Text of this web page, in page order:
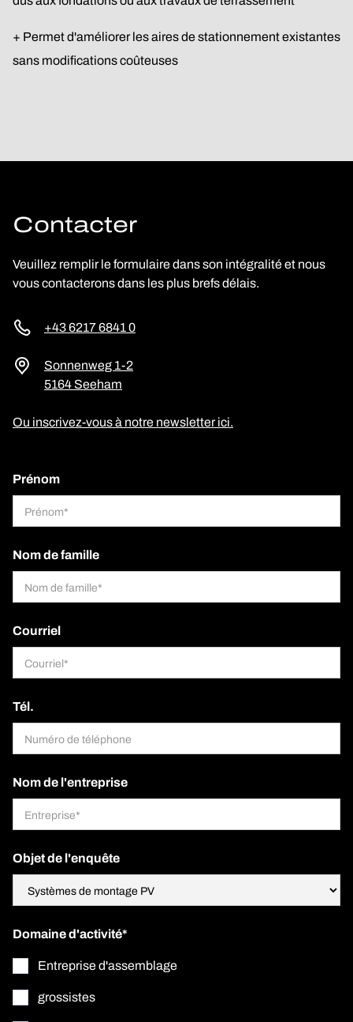
+ Permet d'améliorer les aires de stationnement existantes
sans modifications coûteuses
Contacter
Veuillez remplir le formulaire dans son intégralité et nous
vous contacterons dans les plus brefs délais.
+43 6217 6841 0
Sonnenweg 1-2
5164 Seeham
Ou inscrivez-vous à notre newsletter ici.
Prénom
Nom de famille
Courriel
Tél.
Nom de l'entreprise
Objet de l'enquête
Domaine d'activité*
Entreprise d'assemblage
grossistes